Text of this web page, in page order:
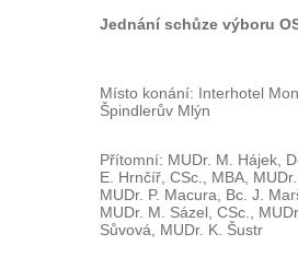
Jednání schůze výboru
Místo konání: Interhotel
Špindlerův Mlýn
Přítomní: MUDr. M. Hájek,
E. Hrnčíř, CSc., MBA,
MUDr. P. Macura, Bc. J.
MUDr. M. Sázel, CSc.,
Sůvová, MUDr. K. Šustr